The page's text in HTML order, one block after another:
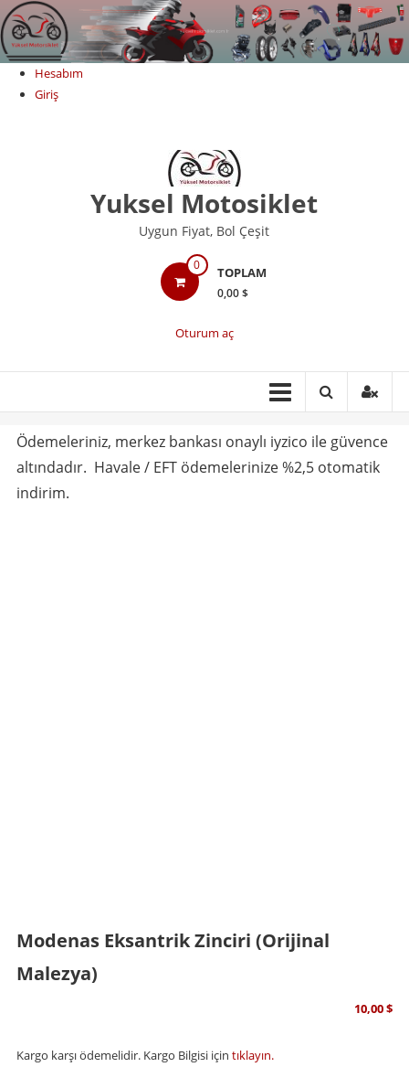
Skip
to
content
Hesabım
Giriş
Yuksel Motosiklet
Uygun Fiyat, Bol Çeşit
0 TOPLAM
0,00 $
Oturum aç
Ödemeleriniz, merkez bankası onaylı iyzico ile güvence
altındadır. Havale / EFT ödemelerinize %2,5 otomatik
indirim.
Modenas Eksantrik Zinciri (Orijinal
Malezya)
10,00$
Kargo karşı ödemelidir. Kargo Bilgisi için tıklayın.